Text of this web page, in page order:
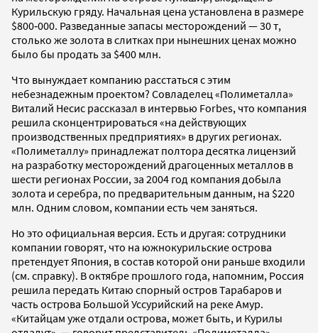
Курильскую гряду. Начальная цена установлена в размере
$800‑000. Разведанные запасы месторождений — 30 т,
столько же золота в слитках при нынешних ценах можно
было бы продать за $400 млн.
Что вынуждает компанию расстаться с этим
небезнадежным проектом? Совладелец «Полиметалла»
Виталий Несис рассказал в интервью Forbes, что компания
решила сконцентрироваться «на действующих
производственных предприятиях» в других регионах.
«Полиметаллу» принадлежат полтора десятка лицензий
на разработку месторождений драгоценных металлов в
шести регионах России, за 2004 год компания добыла
золота и серебра, по предварительным данным, на $220
млн. Одним словом, компании есть чем заняться.
Но это официальная версия. Есть и другая: сотрудники
компании говорят, что на южнокурильские острова
претендует Япония, в состав которой они раньше входили
(см. справку). В октябре прошлого года, напомним, Россия
решила передать Китаю спорный остров Тарабаров и
часть острова Большой Уссурийский на реке Амур.
«Китайцам уже отдали острова, может быть, и Курилы